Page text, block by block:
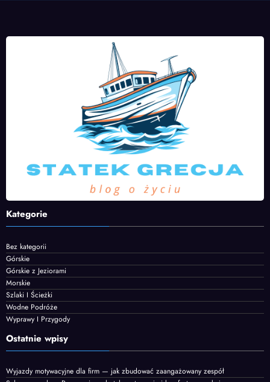
Kategorie
Bez kategorii
Górskie
Górskie z Jeziorami
Morskie
Szlaki I Ścieżki
Wodne Podróże
Wyprawy I Przygody
Ostatnie wpisy
Wyjazdy motywacyjne dla firm — jak zbudować zaangażowany zespół